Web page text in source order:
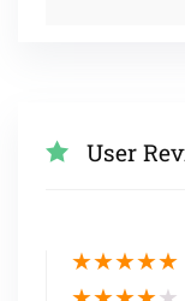
User
★★★★★